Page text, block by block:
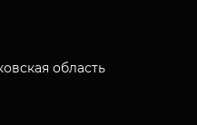
область